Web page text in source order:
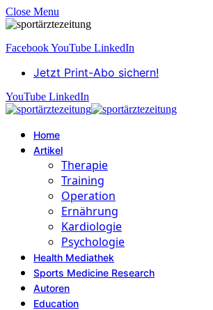
Close Menu
FacebookYouTube LinkedIn
Jetzt Print-Abo sichern!
YouTube LinkedIn
Home
Artikel
Therapie
Training
Operation
Ernährung
Kardiologie
Psychologie
Health Mediathek
Sports Medicine Research
Autoren
Education